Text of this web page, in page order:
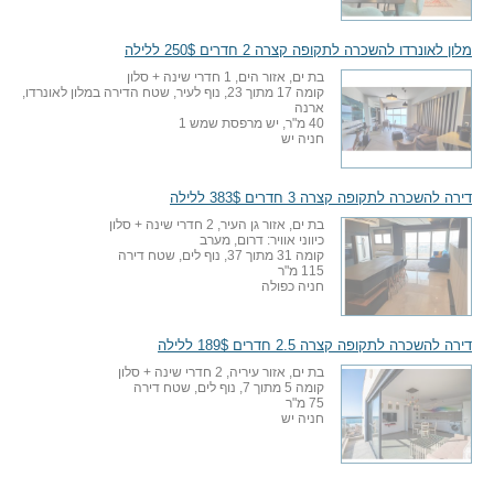
מלון לאונרדו להשכרה לתקופה קצרה 2 חדרים 250$ ללילה
בת ים, אזור הים, 1 חדרי שינה + סלון
קומה 17 מתוך 23, נוף לעיר, שטח הדירה במלון לאונרדו,
ארנה
40 מ"ר, יש מרפסת שמש 1
חניה יש
דירה להשכרה לתקופה קצרה 3 חדרים 383$ ללילה
בת ים, אזור גן העיר, 2 חדרי שינה + סלון
כיווני אוויר: דרום, מערב
קומה 31 מתוך 37, נוף לים, שטח דירה
115 מ"ר
חניה כפולה
דירה להשכרה לתקופה קצרה 2.5 חדרים 189$ ללילה
בת ים, אזור עיריה, 2 חדרי שינה + סלון
קומה 5 מתוך 7, נוף לים, שטח דירה
75 מ"ר
חניה יש